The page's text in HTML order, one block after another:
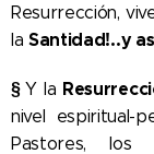
Resurrección,
laSantidad!..y
§Y la
nivel espiritual-
Pastores, los